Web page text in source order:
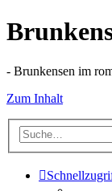
- Brunkensen im
Zum Inhalt